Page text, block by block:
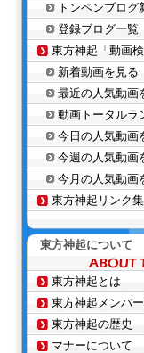
トンペンブログ
登録ブログ一覧
東方神起「動画検
新着動画を見る
最近の人気動画
動画トータルラ
今日の人気動画
今週の人気動画
今月の人気動画
東方神起リンク集
東方神起について
東方神起とは
東方神起メンバ
東方神起の歴史
マナーについて